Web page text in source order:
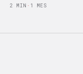
2 MIN · 1 MES